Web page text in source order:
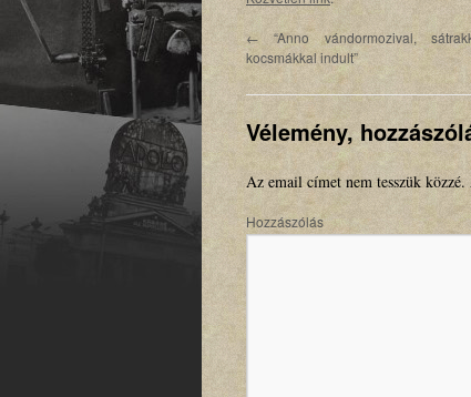
← “Anno vándormozival,
kocsmákkal indult”
Vélemény,
Az email címet nem tesszük közzé.
Hozzászólás